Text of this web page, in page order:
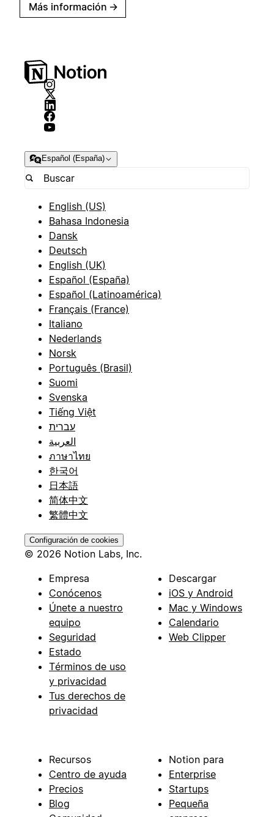
Más información →
Español (España)
English (US)
Bahasa Indonesia
Dansk
Deutsch
English (UK)
Español (España)
Español (Latinoamérica)
Français (France)
Italiano
Nederlands
Norsk
Português (Brasil)
Suomi
Svenska
Tiếng Việt
עברית
العربية
ภาษาไทย
한국어
日本語
简体中文
繁體中文
Configuración de cookies
© 2026 Notion Labs, Inc.
Empresa
Conócenos
Únete a nuestro
equipo
Seguridad
Estado
Términos de uso
y privacidad
Tus derechos de
privacidad
Descargar
iOS y Android
Mac y Windows
Calendario
Web Clipper
Recursos
Centro de ayuda
Precios
Blog
Notion para
Enterprise
Startups
Pequeña